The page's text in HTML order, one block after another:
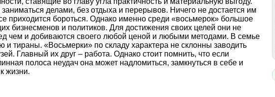
делами, без отдыха и перерывов. Ничего не достается им
приходится бороться. Однако именно среди «восьмерок» большое
бизнесменов и политиков. Для достижения своих целей они не
чем и добиваются своего любой ценой и любыми методами. В семье
и тираны. «Восьмерки» по складу характера не склонны заводить
Главный их друг – работа. Однако стоит помнить, что если
полоса неудач она может надломиться, замкнуться в себе и
жизни.